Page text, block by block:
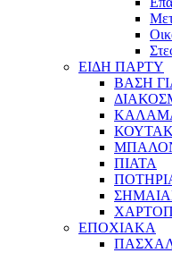
ΕΙΔΗ ΠΑΡΤΥ
ΒΑΣΗ
ΠΙΑΤΑ
ΕΠΟΧΙΑΚΑ